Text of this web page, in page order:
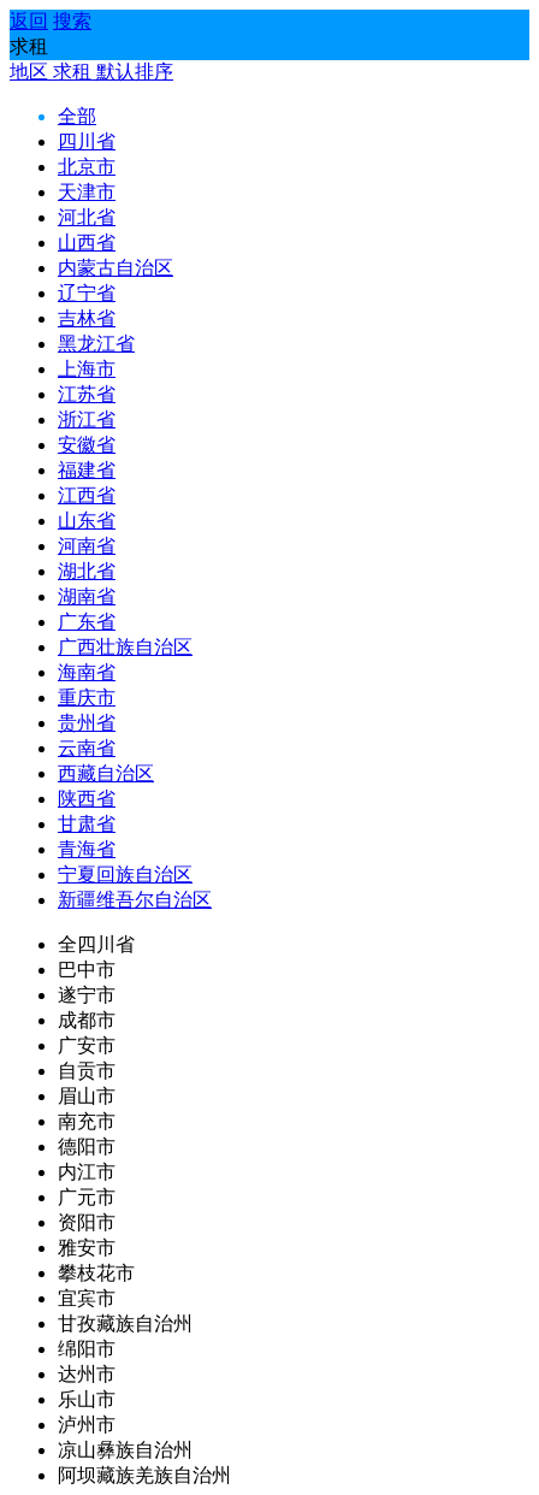
返回 搜索
求租
地区 求租 默认排序
全部
四川省
北京市
天津市
河北省
山西省
内蒙古自治区
辽宁省
吉林省
黑龙江省
上海市
江苏省
浙江省
安徽省
福建省
江西省
山东省
河南省
湖北省
湖南省
广东省
广西壮族自治区
海南省
重庆市
贵州省
云南省
西藏自治区
陕西省
甘肃省
青海省
宁夏回族自治区
新疆维吾尔自治区
全四川省
巴中市
遂宁市
成都市
广安市
自贡市
眉山市
南充市
德阳市
内江市
广元市
资阳市
雅安市
攀枝花市
宜宾市
甘孜藏族自治州
绵阳市
达州市
乐山市
泸州市
凉山彝族自治州
阿坝藏族羌族自治州